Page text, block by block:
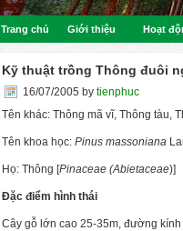
Trang chủ Giới thiệu Hoạt
Kỹ thuật trồng Thông đuôi
16/07/2005 by tienphuc
Tên khác: Thông mã vĩ, Thông tàu,
Tên khoa học: Pinus massoniana
Họ: Thông [Pinaceae (Abietaceae)]
Đặc điểm hình thái
Cây gỗ lớn cao 25-35m, đường